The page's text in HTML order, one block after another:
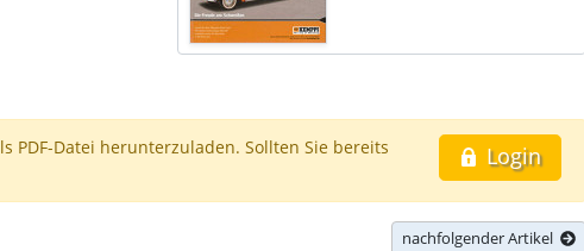
Login
PDF-Datei herunterzuladen. Sollten Sie bereits
nachfolgender Artikel